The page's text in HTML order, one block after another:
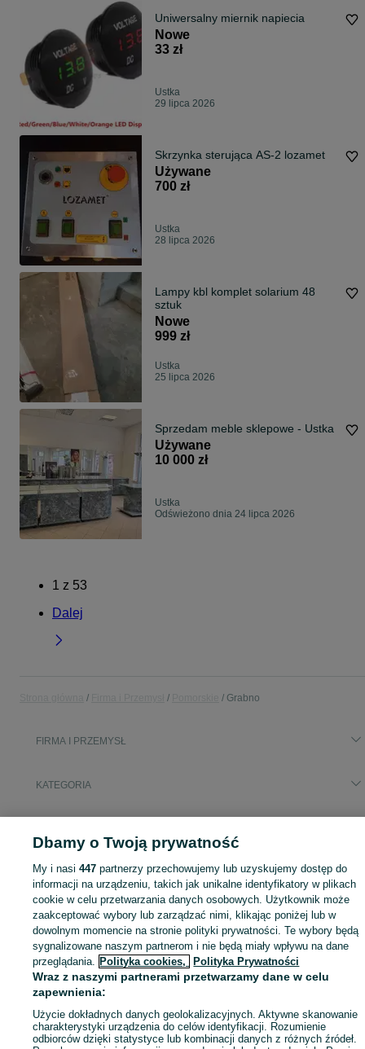
Uniwersalny miernik napiecia
Nowe
33 zł
Ustka
29 lipca 2026
Skrzynka sterująca AS-2 lozamet
Używane
700 zł
Ustka
28 lipca 2026
Lampy kbl komplet solarium 48
sztuk
Nowe
999 zł
Ustka
25 lipca 2026
Sprzedam meble sklepowe - Ustka
Używane
10 000 zł
Ustka
Odświeżono dnia 24 lipca 2026
1 z 53
Dalej
Grabno
FIRMA I PRZEMYSŁ
KATEGORIA
Mapa kategorii
Mapa miejscowości
Mapa ministron
Popularne wyszukiwania
Dbamy o Twoją prywatność
My i nasi447 partnerzy przechowujemy lub uzyskujemy dostęp do
informacji na urządzeniu, takich jak unikalne identyfikatory w plikach
cookie w celu przetwarzania danych osobowych. Użytkownik może
zaakceptować wybory lub zarządzać nimi, klikając poniżej lub w
dowolnym momencie na stronie polityki prywatności. Te wybory będą
sygnalizowane naszym partnerom i nie będą miały wpływu na dane
przeglądania. Polityka cookies, Polityka Prywatności
Wraz z naszymi partnerami przetwarzamy dane w celu
zapewnienia:
Użycie dokładnych danych geolokalizacyjnych. Aktywne skanowanie
charakterystyki urządzenia do celów identyfikacji. Rozumienie
odbiorców dzięki statystyce lub kombinacji danych z różnych źródeł.